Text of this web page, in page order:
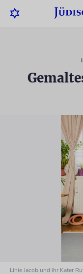
Lihie Jacob und ihr Kater